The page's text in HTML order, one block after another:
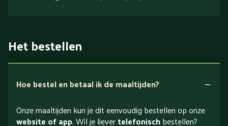
Het bestellen
Hoe bestel en betaal ik de maaltijden?
Onze maaltijden kun je dit eenvoudig bestellen op onze
website of app. Wil je lievertelefonischbestellen?